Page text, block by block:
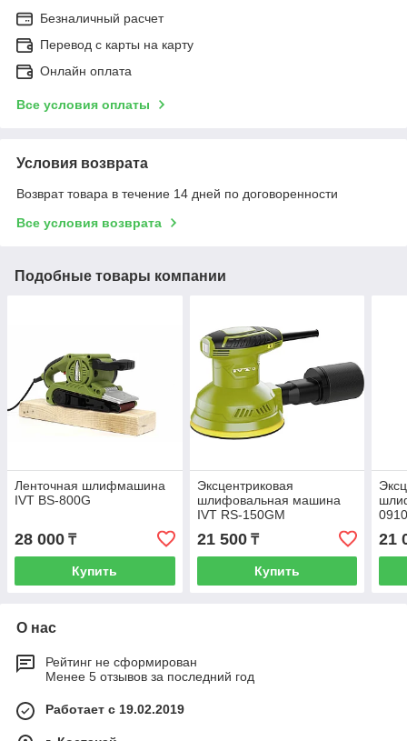
Безналичный расчет
Перевод с карты на карту
Онлайн оплата
Все условия оплаты
Условия возврата
Возврат товара в течение 14 дней по договоренности
Все условия возврата
Подобные товары компании
Ленточная шлифмашина
IVT BS-800G
28 000 ₸
Купить
Эксцентриковая
шлифовальная машина
IVT RS-150GM
21 500₸
Купить
21
О нас
Рейтинг не сформирован
Менее 5 отзывов за последний год
Работает с 19.02.2019